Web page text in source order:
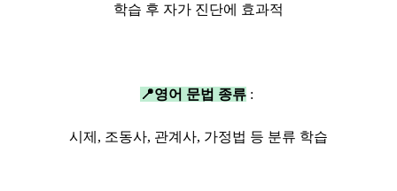
학습 후 자가 진단에 효과적
📍영어 문법 종류 :
시제, 조동사, 관계사, 가정법 등 분류 학습